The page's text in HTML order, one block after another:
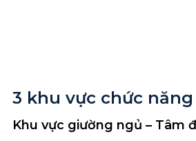
3 khu vực chức
Khu vực giường ngủ – Tâm